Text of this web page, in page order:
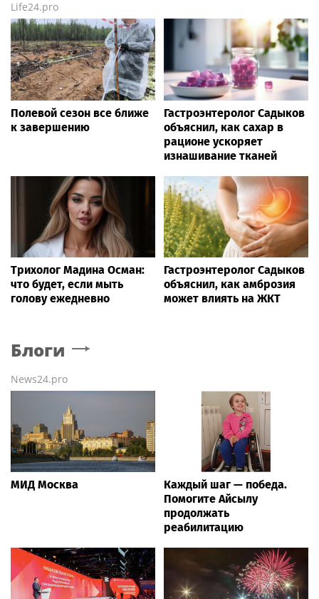
Life24.pro
Полевой сезон все ближе
к завершению
Гастроэнтеролог Садыков
объяснил, как сахар в
рационе ускоряет
изнашивание тканей
Трихолог Мадина Осман:
что будет, если мыть
голову ежедневно
Гастроэнтеролог Садыков
объяснил, как амброзия
может влиять на ЖКТ
Блоги
News24.pro
МИД Москва
Каждый шаг — победа.
Помогите Айсылу
продолжать
реабилитацию